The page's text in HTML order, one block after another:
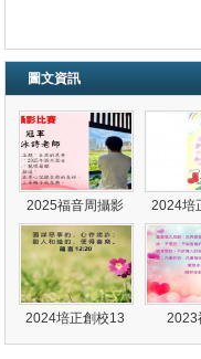
圖文資訊
2025福音周攝影 2024培
2024培正創校13 2023